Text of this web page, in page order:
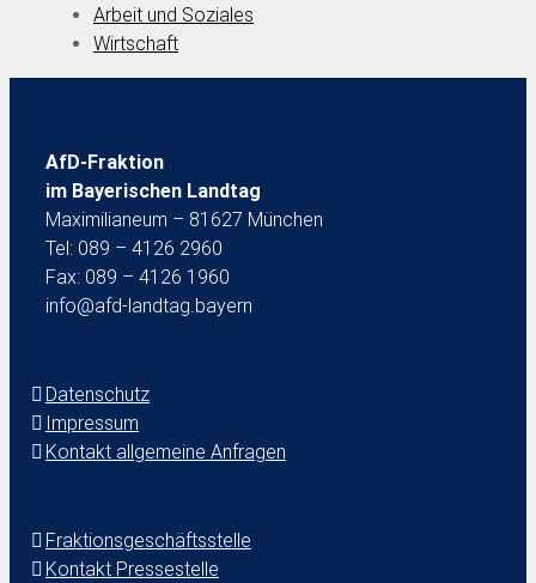
Arbeit und Soziales
Wirtschaft
AfD-Fraktion
im Bayerischen Landtag
Maximilianeum – 81627 München
Tel: 089 – 4126 2960
Fax: 089 – 4126 1960
info@afd-landtag.bayern
Datenschutz
Impressum
Kontakt allgemeine Anfragen
Fraktionsgeschäftsstelle
Kontakt Pressestelle